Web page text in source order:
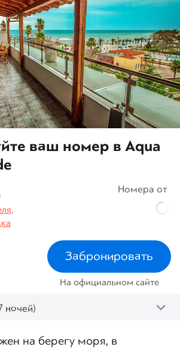
ваш номер в Aqua
Номера от
Забронировать
На официальном сайте
ночей)
на берегу моря, в